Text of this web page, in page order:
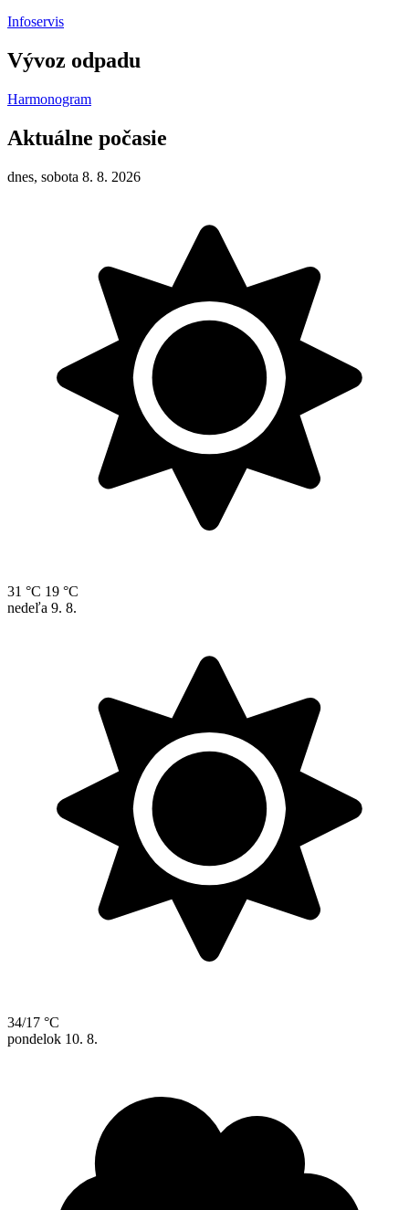
Infoservis
Vývoz odpadu
Harmonogram
Aktuálne počasie
dnes, sobota 8. 8. 2026
31 °C 19 °C
nedeľa 9. 8.
34/17 °C
pondelok 10. 8.